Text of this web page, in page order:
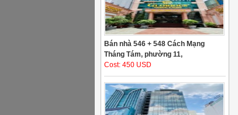
Bán nhà 546 + 548 Cách Mạng
Tháng Tám, phường 11,
Cost: 450 USD